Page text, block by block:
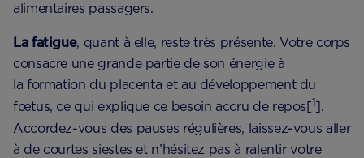
alimentaires passagers.
La fatigue, quant à elle, reste très présente. Votre corps
consacre une grande partie de son énergie à
la formation du placenta et au développement du
fœtus, ce qui explique ce besoin accru de repos[1].
Accordez-vous des pauses régulières, laissez-vous aller
à de courtes siestes et n’hésitez pas à ralentir votre